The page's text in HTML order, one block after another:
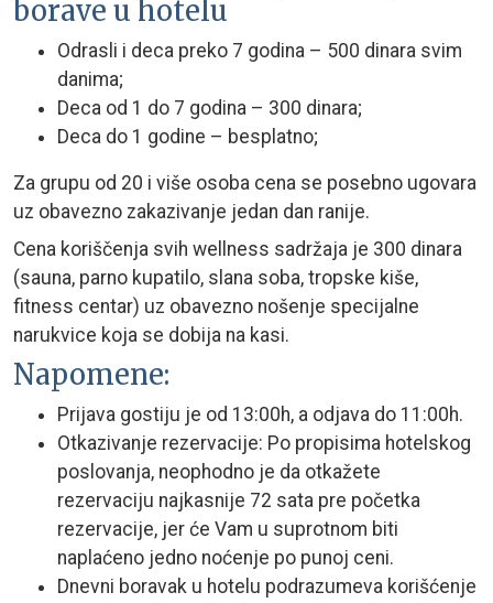
borave u hotelu
Odrasli i deca preko 7 godina – 500 dinara svim
danima;
Deca od 1 do 7 godina – 300 dinara;
Deca do 1 godine – besplatno;
Za grupu od 20 i više osoba cena se posebno ugovara
uz obavezno zakazivanje jedan dan ranije.
Cena koriščenja svih wellness sadržaja je 300 dinara
(sauna, parno kupatilo, slana soba, tropske kiše,
fitness centar) uz obavezno nošenje specijalne
narukvice koja se dobija na kasi.
Napomene:
Prijava gostiju je od 13:00h, a odjava do 11:00h.
Otkazivanje rezervacije: Po propisima hotelskog
poslovanja, neophodno je da otkažete
rezervaciju najkasnije 72 sata pre početka
rezervacije, jer će Vam u suprotnom biti
naplaćeno jedno noćenje po punoj ceni.
Dnevni boravak u hotelu podrazumeva korišćenje